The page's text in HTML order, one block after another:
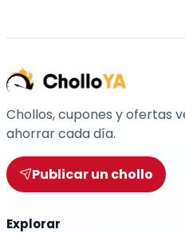
Chollos, cupones y ofertas
ahorrar cada día.
Publicar un chollo
Explorar